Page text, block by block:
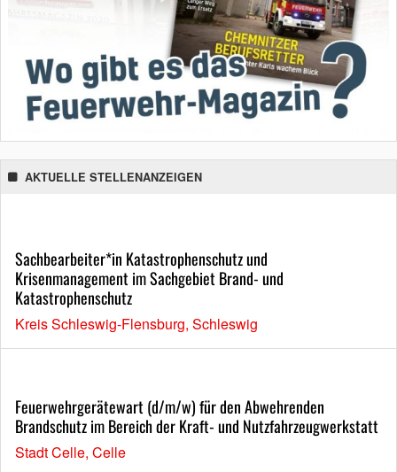
AKTUELLE STELLENANZEIGEN
Sachbearbeiter*in Katastrophenschutz und
Krisenmanagement im Sachgebiet Brand- und
Katastrophenschutz
Kreis Schleswig-Flensburg, Schleswig
Feuerwehrgerätewart (d/m/w) für den Abwehrenden
Brandschutz im Bereich der Kraft- und Nutzfahrzeugwerkstatt
Stadt Celle, Celle